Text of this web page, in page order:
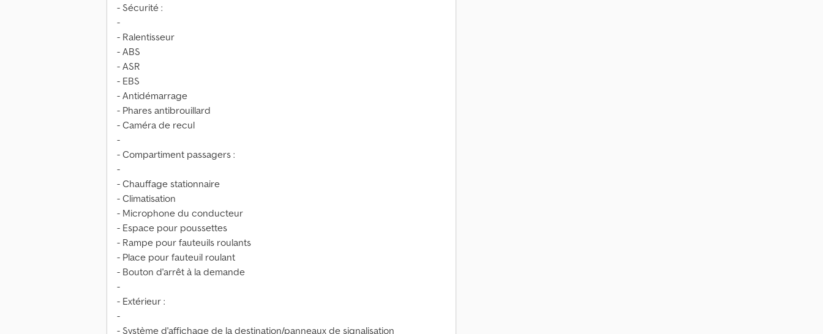
- Sécurité :
-
- Ralentisseur
- ABS
- ASR
- EBS
- Antidémarrage
- Phares antibrouillard
- Caméra de recul
-
- Compartiment passagers :
-
- Chauffage stationnaire
- Climatisation
- Microphone du conducteur
- Espace pour poussettes
- Rampe pour fauteuils roulants
- Place pour fauteuil roulant
- Bouton d'arrêt à la demande
-
- Extérieur :
-
- Système d'affichage de la destination/panneaux de signalisation